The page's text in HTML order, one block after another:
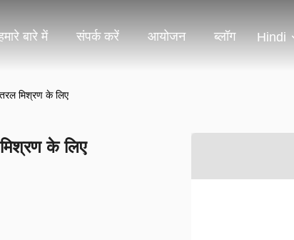
बारे में संपर्क करें आयोजन ब्लॉग Hindi
मिश्रण के लिए
के लिए